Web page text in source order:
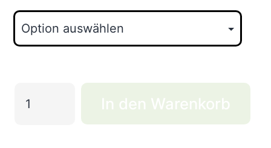
Green
In den Warenkorb